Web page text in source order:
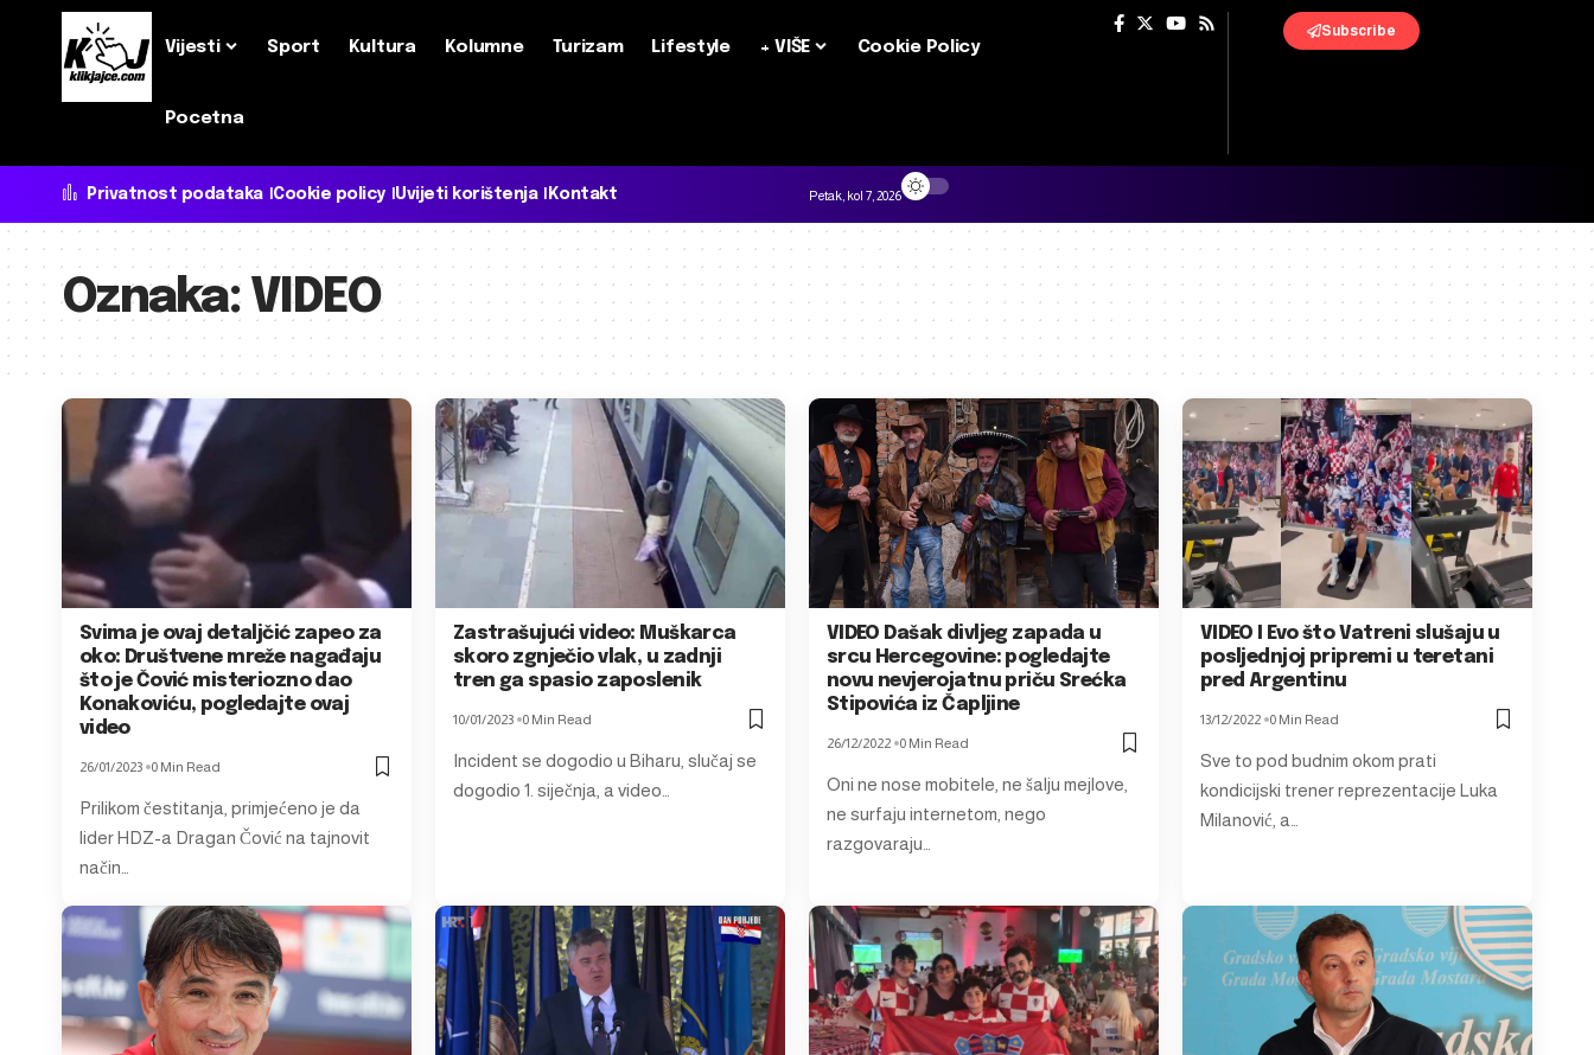
Vijesti Sport Kultura Kolumne Turizam Lifestyle + VIŠE Cookie Policy
Pocetna
Subscribe
Privatnost podataka Cookie policy Uvijeti korištenja Kontakt Petak, kol 7, 2026
Oznaka: VIDEO
Svima je ovaj detaljčić zapeo za
oko: Društvene mreže nagađaju
što je Čović misteriozno dao
Konakoviću, pogledajte ovaj
video
26/01/2023 0 Min Read
Prilikom čestitanja, primjećeno je da
lider HDZ-a Dragan Čović na tajnovit
način…
Zastrašujući video: Muškarca
skoro zgnječio vlak, u zadnji
tren ga spasio zaposlenik
10/01/2023 0 Min Read
Incident se dogodio u Biharu, slučaj se
dogodio 1. siječnja, a video…
VIDEO Dašak divljeg zapada u
srcu Hercegovine: pogledajte
novu nevjerojatnu priču Srećka
Stipovića iz Čapljine
26/12/2022 0 Min Read
Oni ne nose mobitele, ne šalju mejlove,
ne surfaju internetom, nego
razgovaraju…
VIDEO I Evo što Vatreni slušaju u
posljednjoj pripremi u teretani
pred Argentinu
13/12/2022 0 Min Read
Sve to pod budnim okom prati
kondicijski trener reprezentacije Luka
Milanović, a…